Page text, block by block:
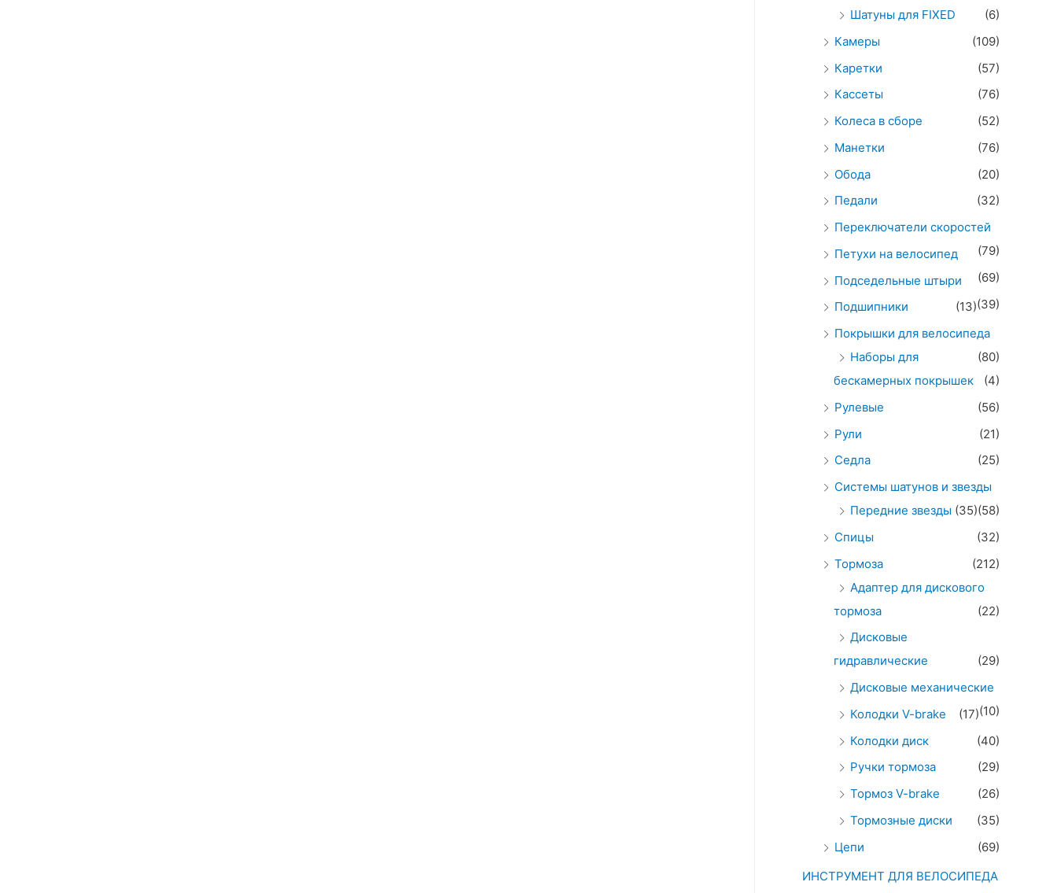
Шатуны для FIXED
(6)
Камеры
(109)
Каретки
(57)
Кассеты
(76)
Колеса в сборе
(52)
Манетки
(76)
Обода
(20)
Педали
(32)
Переключатели скоростей
(79)
Петухи на велосипед
(69)
Подседельные штыри
(39)
Подшипники
(13)
Покрышки для велосипеда
(80)
Наборы для
бескамерных покрышек
(4)
Рулевые
(56)
Рули
(21)
Седла
(25)
Системы шатунов и звезды
(58)
Передние звезды (35)
Спицы
(32)
Тормоза
(212)
Адаптер для дискового
тормоза
(22)
Дисковые
гидравлические
(29)
Дисковые механические
(10)
Колодки V-brake
(17)
Колодки диск
(40)
Ручки тормоза
(29)
Тормоз V-brake
(26)
Тормозные диски
(35)
Цепи
(69)
ИНСТРУМЕНТ ДЛЯ ВЕЛОСИПЕДА